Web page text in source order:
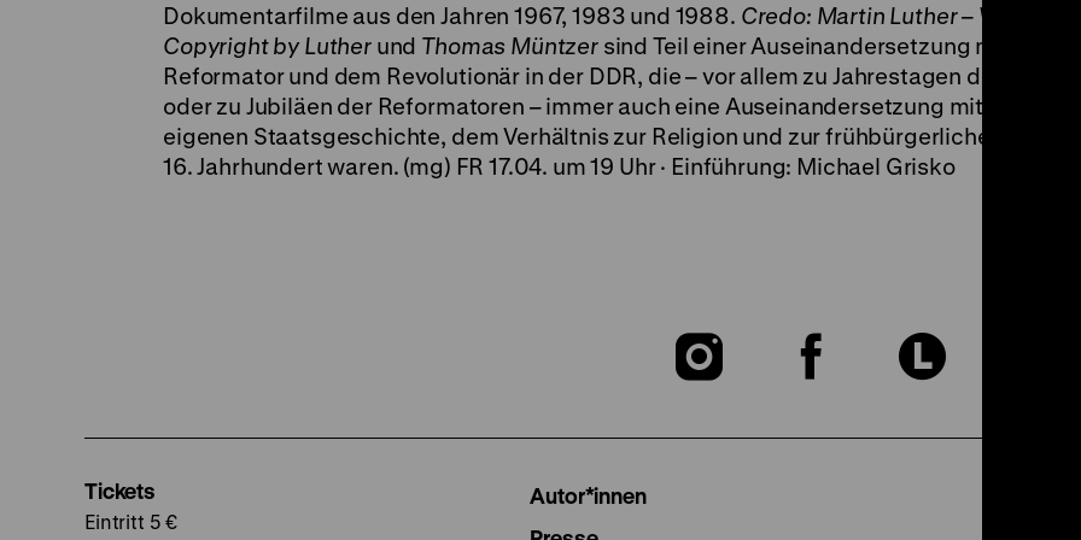
Dokumentarfilme aus den Jahren 1967, 1983 und 1988. Credo: Martin Luther –
Copyright by Luther und Thomas Müntzersind Teil einer Auseinandersetzung mit dem
Reformator und dem Revolutionär in der DDR, die – vor allem zu Jahrestagen der
oder zu Jubiläen der Reformatoren – immer auch eine Auseinandersetzung mit der
eigenen Staatsgeschichte, dem Verhältnis zur Religion und zur frühbürgerlichen
16. Jahrhundert waren. (mg) FR 17.04. um 19 Uhr · Einführung: Michael Grisko
Zu
Zu
Zu
Tickets
Eintritt 5 €
Autor*innen